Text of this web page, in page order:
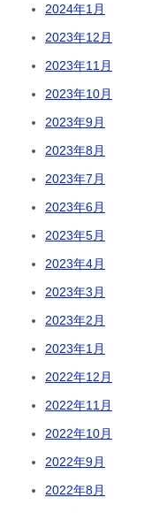
2024年1月
2023年12月
2023年11月
2023年10月
2023年9月
2023年8月
2023年7月
2023年6月
2023年5月
2023年4月
2023年3月
2023年2月
2023年1月
2022年12月
2022年11月
2022年10月
2022年9月
2022年8月